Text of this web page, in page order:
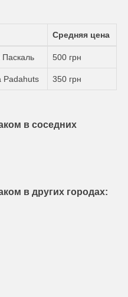
Средняя цена
500 грн
Padahuts 350 грн
в соседних
в других городах: